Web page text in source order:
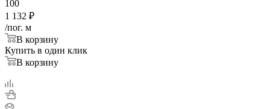
100
1 132 ₽
/пог. м
В корзину
Купить в один клик
В корзину